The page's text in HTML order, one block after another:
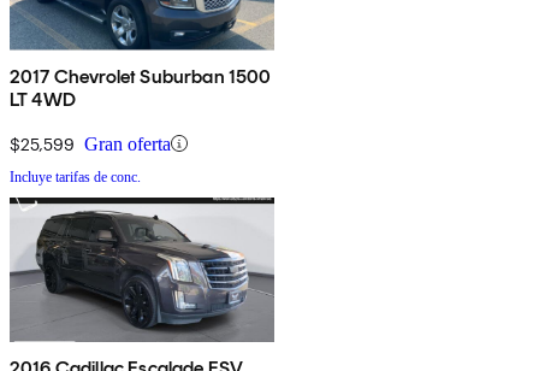
2017 Chevrolet Suburban 1500
LT 4WD
$25,599 Gran oferta
Incluye tarifas de conc.